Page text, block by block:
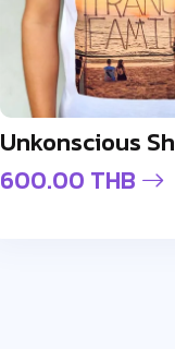
600.00 THB